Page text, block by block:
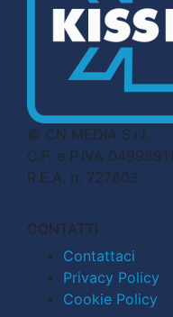
© CN MEDIA S.r.l.
C.F. e P.IVA
R.E.A. n. 727803
CONTATTI
Contattaci
Privacy Policy
Cookie Policy